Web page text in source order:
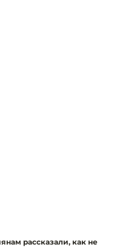
рассказали, как не